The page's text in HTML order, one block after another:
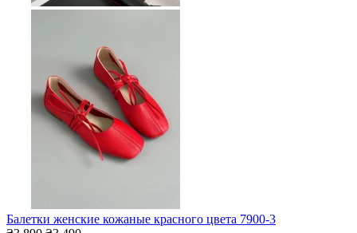
Балетки женские кожаные красного цвета 7900-3